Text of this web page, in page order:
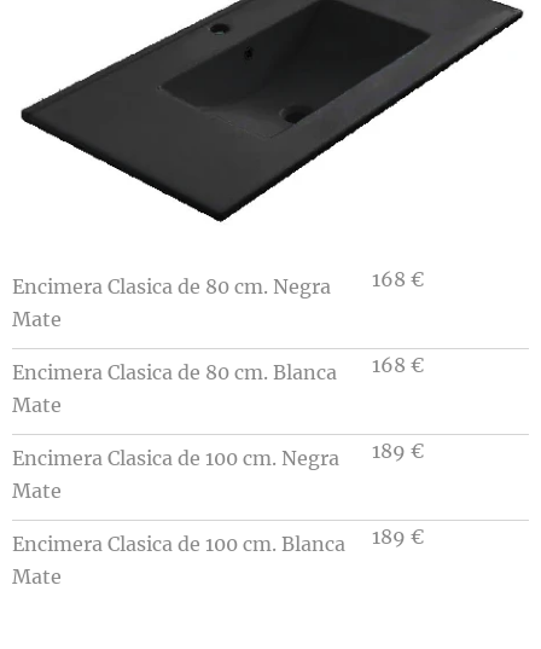
Encimera Clasica de 80 cm. Negra
Mate
168 €
Encimera Clasica de 80 cm. Blanca
Mate
168 €
Encimera Clasica de 100 cm. Negra
Mate
189 €
Encimera Clasica de 100 cm. Blanca
Mate
189 €